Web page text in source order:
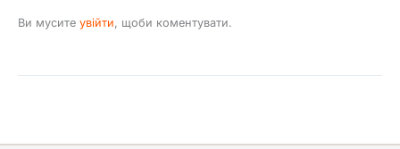
Ви мусите увійти, щоби коментувати.